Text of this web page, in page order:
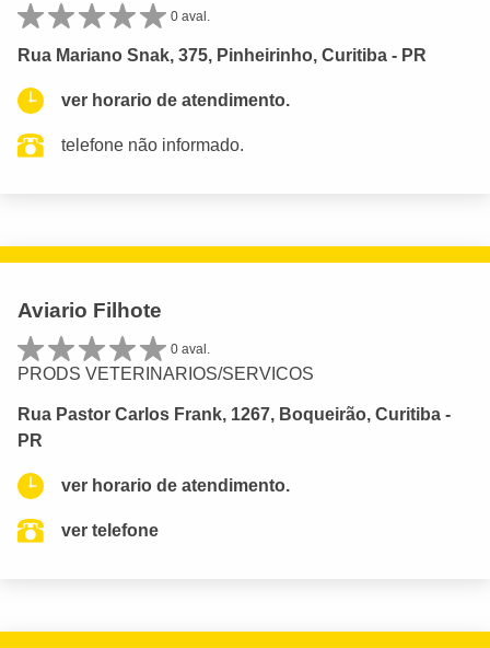
0 aval.
Rua Mariano Snak, 375, Pinheirinho, Curitiba - PR
ver horario de atendimento.
telefone não informado.
Aviario Filhote
0 aval.
PRODS VETERINARIOS/SERVICOS
Rua Pastor Carlos Frank, 1267, Boqueirão, Curitiba -
PR
ver horario de atendimento.
ver telefone